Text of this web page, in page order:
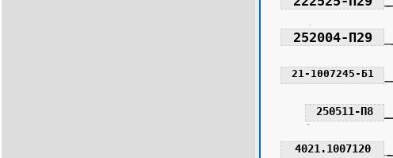
21-1007245-Б1
250511-П8
252004-П29
4021.1007120